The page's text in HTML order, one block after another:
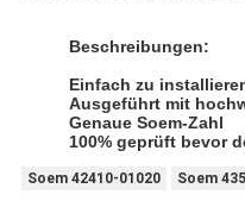
Beschreibungen:
Einfach zu
Ausgeführt mit
Genaue Soem-Zahl
100% geprüft bevor
Soem 42410-01020 Soem